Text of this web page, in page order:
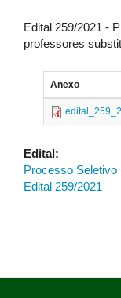
Edital 259/2021 -
professores
Anexo
Edital:
Processo
Edital 259/2021